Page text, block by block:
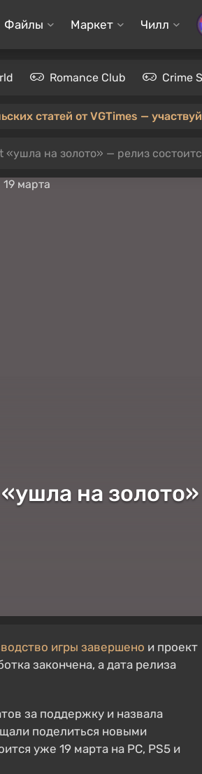
Файлы Маркет Чилл
Romance Club Crime
статей от VGTimes —
на золото» — релиз
на
игры завершено и проект
закончена, а дата релиза
за поддержку и назвала
поделиться новыми
уже 19 марта на PC, PS5 и